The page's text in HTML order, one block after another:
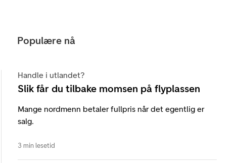
Populære nå
Handle i utlandet?
Slik får du tilbake momsen på flyplassen
Mange nordmenn betaler fullpris når det egentlig er
salg.
3 min lesetid